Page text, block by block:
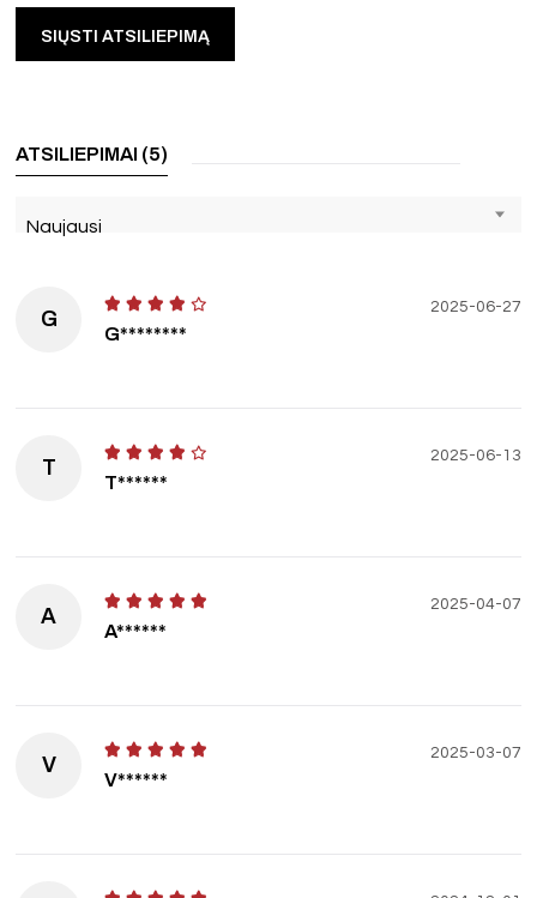
ATSILIEPIMAI (5)
Naujausi
G
G********
2025-06-27
T
T******
2025-06-13
A
A******
2025-04-07
V
V******
2025-03-07